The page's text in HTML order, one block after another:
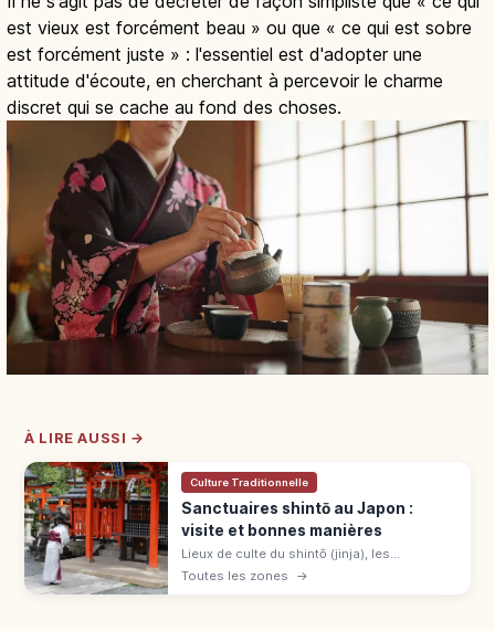
est vieux est forcément beau » ou que « ce qui est sobre
est forcément juste » : l'essentiel est d'adopter une
attitude d'écoute, en cherchant à percevoir le charme
discret qui se cache au fond des choses.
À LIRE AUSSI →
Culture Traditionnelle
Sanctuaires shintō au Japon :
visite et bonnes manières
Lieux de culte du shintō (jinja), les
sanctuaires japonais sont environ 80 000
Toutes les zones →